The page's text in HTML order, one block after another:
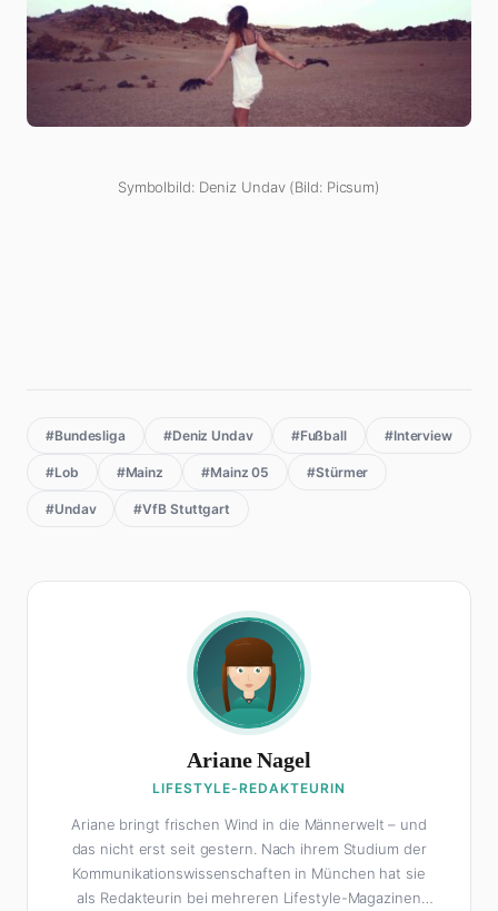
Symbolbild: Deniz Undav (Bild: Picsum)
#Bundesliga #Deniz Undav #Fußball #Interview
#Lob #Mainz #Mainz 05 #Stürmer
#Undav #VfB Stuttgart
Ariane Nagel
LIFESTYLE-REDAKTEURIN
Ariane bringt frischen Wind in die Männerwelt – und
das nicht erst seit gestern. Nach ihrem Studium der
Kommunikationswissenschaften in München hat sie
als Redakteurin bei mehreren Lifestyle-Magazinen